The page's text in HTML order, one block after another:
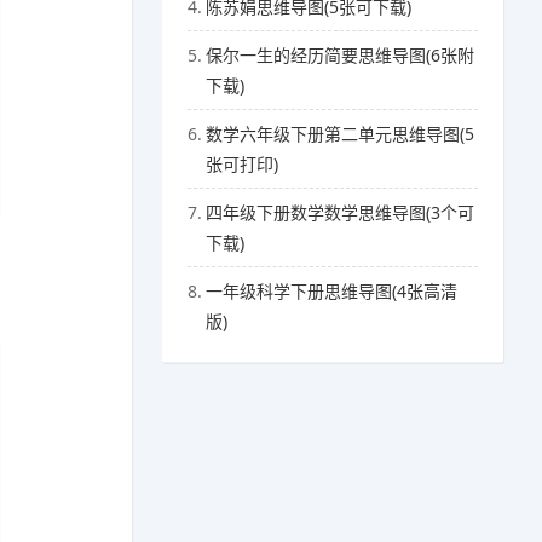
4. 陈苏娟思维导图(5张可下载)
5. 保尔一生的经历简要思维导图(6张附
下载)
6. 数学六年级下册第二单元思维导图(5
张可打印)
7. 四年级下册数学数学思维导图(3个可
下载)
8. 一年级科学下册思维导图(4张高清
版)